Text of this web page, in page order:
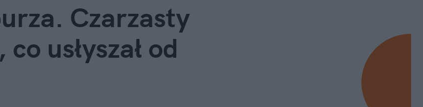
Czarzasty
usłyszał od